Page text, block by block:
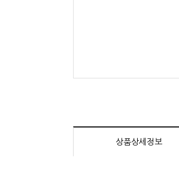
상품상세정보